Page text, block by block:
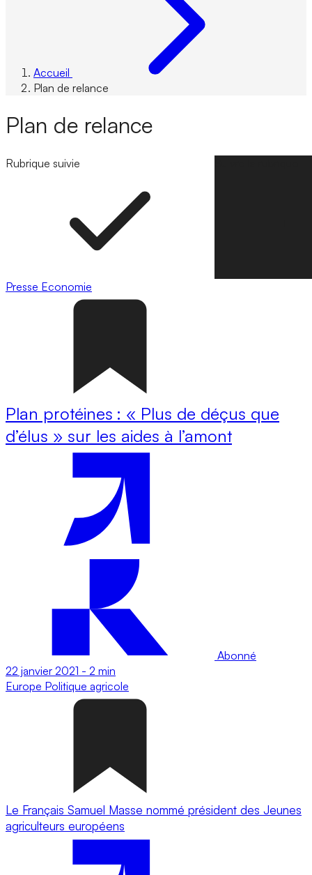
Accueil
Plan de relance
Plan de relance
Rubrique suivie
Presse Economie
Plan protéines : « Plus de déçus que
d’élus » sur les aides à l’amont
Abonné
22 janvier 2021 - 2 min
Europe Politique agricole
Le Français Samuel Masse nommé président des Jeunes
agriculteurs européens